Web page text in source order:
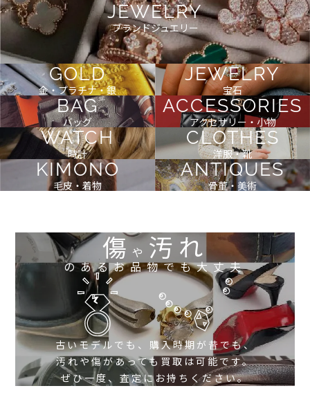
JEWELRY
ブランドジュエリー
GOLD
金・プラチナ・銀
JEWELRY
宝石
BAG
バッグ
ACCESSORIES
アクセサリー・小物
WATCH
時計
CLOTHES
洋服・靴
KIMONO
毛皮・着物
ANTIQUES
骨董・美術
傷や 汚れ
のあるお品物でも大丈夫
古いモデルでも、購入時期が昔でも、
汚れや傷があっても買取は可能です。
ぜひ一度、査定にお持ちください。